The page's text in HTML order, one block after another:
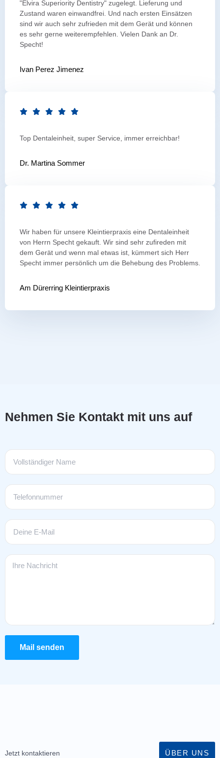
"Elvira Superiority Dentistry" zugelegt. Lieferung und
Zustand waren einwandfrei. Und nach ersten Einsätzen
sind wir auch sehr zufrieden mit dem Gerät und können
es sehr gerne weiterempfehlen. Vielen Dank an Dr.
Specht!
Ivan Perez Jimenez
Top Dentaleinheit, super Service, immer erreichbar!
Dr. Martina Sommer
Wir haben für unsere Kleintierpraxis eine Dentaleinheit
von Herrn Specht gekauft. Wir sind sehr zufireden mit
dem Gerät und wenn mal etwas ist, kümmert sich Herr
Specht immer persönlich um die Behebung des Problems.
Am Dürerring Kleintierpraxis
Nehmen Sie Kontakt mit uns auf
Mail senden
Jetzt kontaktieren ÜBER UNS